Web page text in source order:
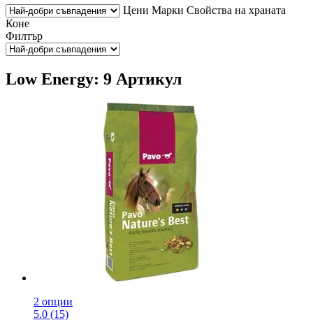
Цени Марки Свойства на храната
Коне
Филтър
Low Energy: 9 Артикул
2 опции
5.0 (15)